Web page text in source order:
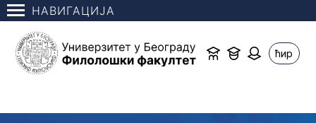
НАВИГАЦИЈА
ћир